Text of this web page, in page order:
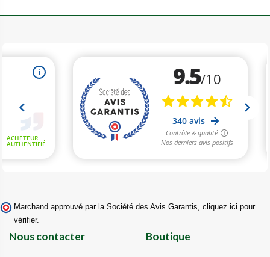
Marchand approuvé par la Société des Avis Garantis, cliquez ici pour
vérifier.
Nous contacter Boutique